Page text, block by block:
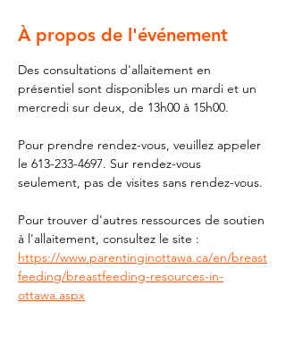
À propos de l'événement
Des consultations d'allaitement en
présentiel sont disponibles un mardi et un
mercredi sur deux, de 13h00 à 15h00.
Pour prendre rendez-vous, veuillez appeler
le 613-233-4697. Sur rendez-vous
seulement, pas de visites sans rendez-vous.
Pour trouver d'autres ressources de soutien
à l'allaitement, consultez le site :
https://www.parentinginottawa.ca/en/breast
feeding/breastfeeding-resources-in-
ottawa.aspx